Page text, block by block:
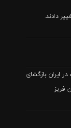
بازگشای
فریز